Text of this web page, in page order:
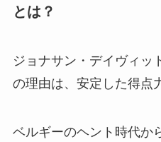
とは？
ジョナサン・デイヴィッ
の理由は、安定した得点
ベルギーのヘント時代か